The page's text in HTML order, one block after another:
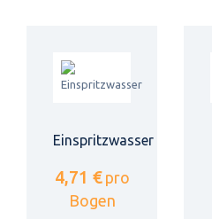
Einspritzwasser
4,71 € pro
Bogen